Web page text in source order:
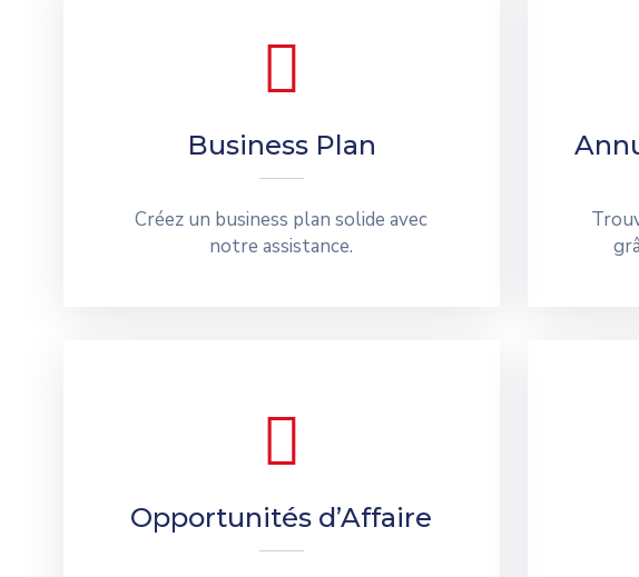
Business Plan
Créez un business plan solide avec
notre assistance.
Opportunités d’Affaire